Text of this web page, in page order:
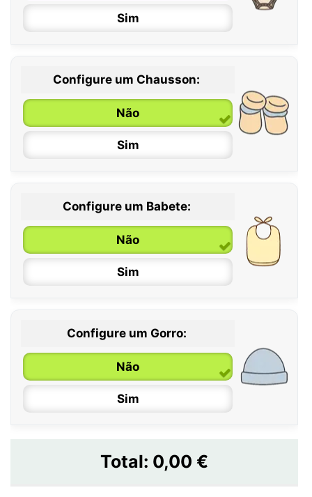
Sim
0 / 6 meses
6 / 12 meses
12 / 18 meses
Configure um Chausson:
Não
Sim
Configure um Babete:
Não
Sim
Configure um Gorro:
Não
Sim
Total: 0,00 €